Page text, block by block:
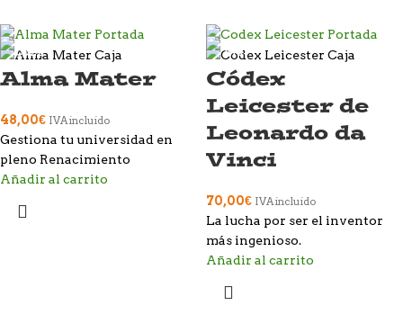
Alma Mater
48,00€ IVA incluido
Gestiona tu universidad en
pleno Renacimiento
Añadir al carrito
Códex
Leicester de
Leonardo da
Vinci
70,00€ IVA incluido
La lucha por ser el inventor
más ingenioso.
Añadir al carrito